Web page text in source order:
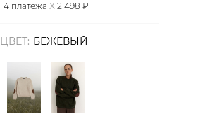
4 платежа X 2 498 ₽
ЦВЕТ: БЕЖЕВЫЙ